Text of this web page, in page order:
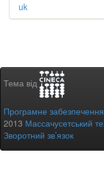
uk
Тема від
Програмне
2013 Массачусетський
Зворотний зв’язок